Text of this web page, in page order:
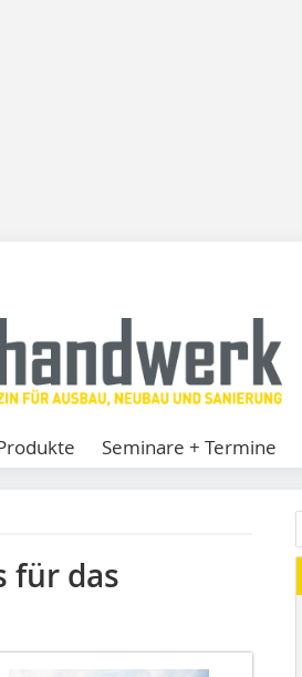
Seminare + Termine
für das